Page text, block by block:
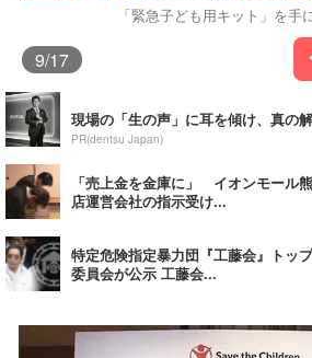
「緊急子ども用キット」を手
9/17
現場の「生の声」に耳を傾け、真の
PR(dentsu Japan)
「売上金を金庫に」 イオンモール
店運営会社の指示受け...
特定危険指定暴力団『工藤会』トッ
委員会が公示 工藤会...